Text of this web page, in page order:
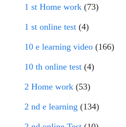
1 st Home work (73)
1 st online test (4)
10 e learning video (166)
10 th online test (4)
2 Home work (53)
2 nd e learning (134)